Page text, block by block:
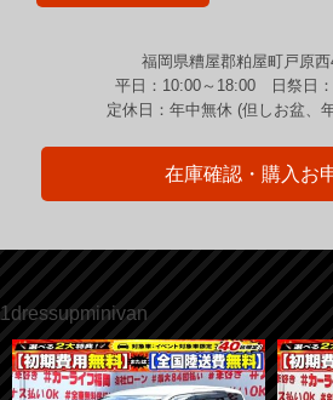
福岡県糟屋郡粕屋町戸原西
平日：10:00～18:00 日祭日
定休日：年中無休 (但しお盆、
在庫確認・購入お
1dressupminivan